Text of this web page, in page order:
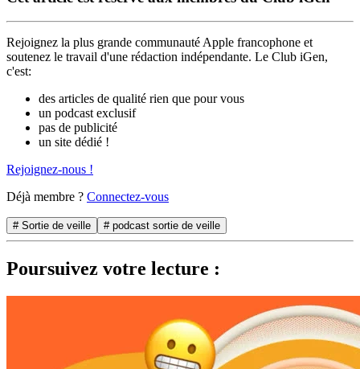
Rejoignez la plus grande communauté Apple francophone et
soutenez le travail d'une rédaction indépendante. Le Club iGen,
c'est:
des articles de qualité rien que pour vous
un podcast exclusif
pas de publicité
un site dédié !
Rejoignez-nous !
Déjà membre ? Connectez-vous
# Sortie de veille # podcast sortie de veille
Poursuivez votre lecture :